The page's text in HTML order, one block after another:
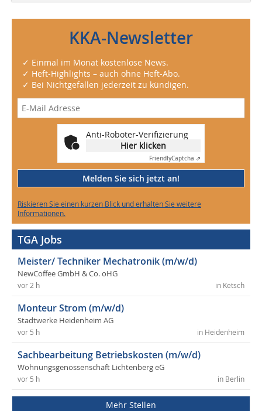
KKA-Newsletter
✓ Einmal im Monat kostenlose News.
✓ Heft-Highlights – auch ohne Heft-Abo.
✓ Bei Nichtgefallen jederzeit zu kündigen.
Anti-Roboter-Verifizierung
Hier klicken
FriendlyCaptcha ⇗
Melden Sie sich jetzt an!
Riskieren Sie einen kurzen Blick und erhalten Sie weitere
Informationen.
TGA Jobs
Meister/ Techniker Mechatronik (m/w/d)
NewCoffee GmbH & Co. oHG
in Ketsch
vor 2 h
Monteur Strom (m/w/d)
Stadtwerke Heidenheim AG
in Heidenheim
vor 5 h
Sachbearbeitung Betriebskosten (m/w/d)
Wohnungsgenossenschaft Lichtenberg eG
in Berlin
vor 5 h
Mehr Stellen